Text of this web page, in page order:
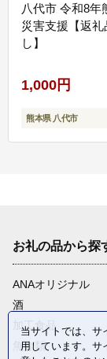
八代市 令和8年
災害支援【返礼
し】
1,000円
熊本県 八代市
お礼の品から探
ANAオリジナル
酒
加工食品
魚介類
当サイトでは、サ
用しています。サ